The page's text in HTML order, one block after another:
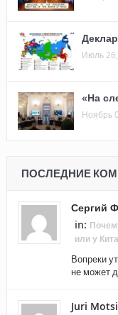
Июль
«На
Ноябрь
ПОСЛЕДНИЕ
Сергий
in:
или у
Вопреки
не может
Juri